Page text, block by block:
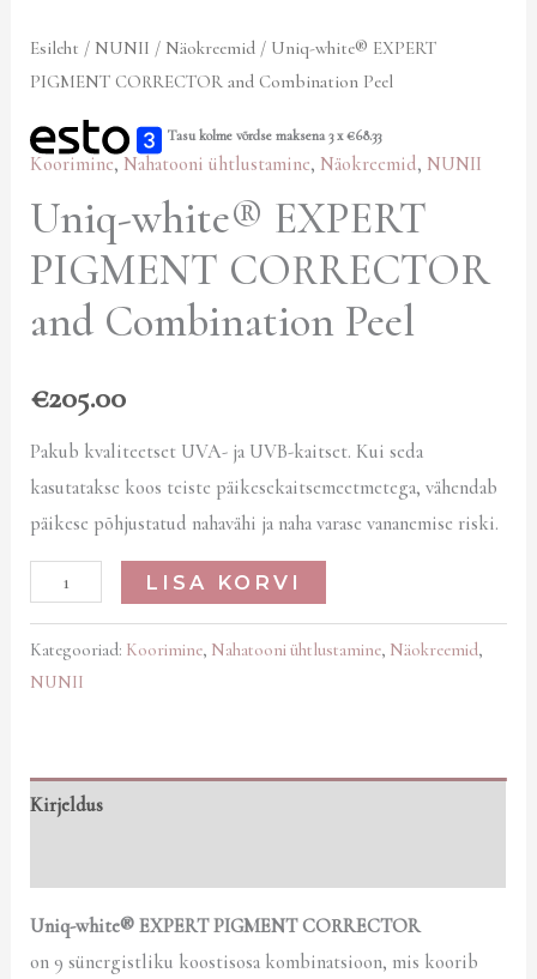
Esileht / NUNII / Näokreemid / Uniq-white® EXPERT
PIGMENT CORRECTOR and Combination Peel
Tasu kolme võrdse maksena 3 x€68.33
Koorimine, Nahatooni ühtlustamine, Näokreemid, NUNII
Uniq-white® EXPERT
PIGMENT CORRECTOR
and Combination Peel
€205.00
Pakub kvaliteetset UVA- ja UVB-kaitset. Kui seda
kasutatakse koos teiste päikesekaitsemeetmetega, vähendab
päikese põhjustatud nahavähi ja naha varase vananemise riski.
LISA KORVI
Kategooriad: Koorimine, Nahatooni ühtlustamine, Näokreemid,
NUNII
Kirjeldus
Uniq-white® EXPERT PIGMENT CORRECTOR
on 9 sünergistliku koostisosa kombinatsioon, mis koorib